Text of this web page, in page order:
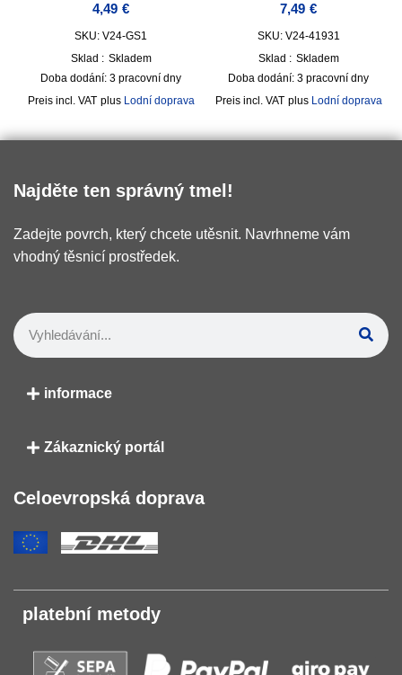
4,49 €
SKU: V24-GS1
Sklad : Skladem
Doba dodání: 3 pracovní dny
incl. VAT plus Lodní doprava
7,49 €
SKU: V24-41931
Sklad : Skladem
Doba dodání: 3 pracovní dny
incl. VAT plus Lodní doprava
Najděte ten správný tmel!
Zadejte povrch, který chcete utěsnit. Navrhneme vám
vhodný těsnicí prostředek.
informace
Zákaznický portál
Celoevropská doprava
platební metody